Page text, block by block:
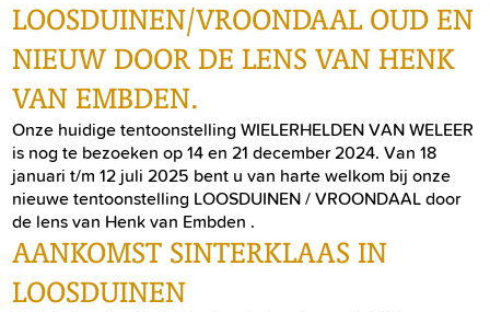
LOOSDUINEN/VROONDAAL OUD EN
NIEUW DOOR DE LENS VAN HENK
VAN EMBDEN.
Onze huidige tentoonstelling WIELERHELDEN VAN WELEER
is nog te bezoeken op 14 en 21 december 2024. Van 18
januari t/m 12 juli 2025 bent u van harte welkom bij onze
nieuwe tentoonstelling LOOSDUINEN / VROONDAAL door
de lens van Henk van Embden .
AANKOMST SINTERKLAAS IN
LOOSDUINEN